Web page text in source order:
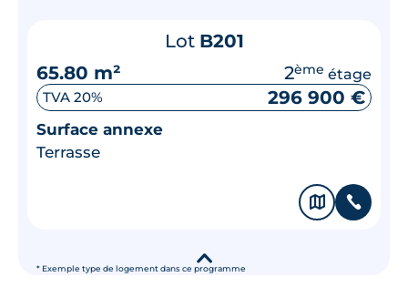
* Exemple type de logement dans ce programme
Lot B201
65.80 m²
2ème étage
TVA 20% 296 900 €
Surface annexe
Terrasse
🗞 📞
▾